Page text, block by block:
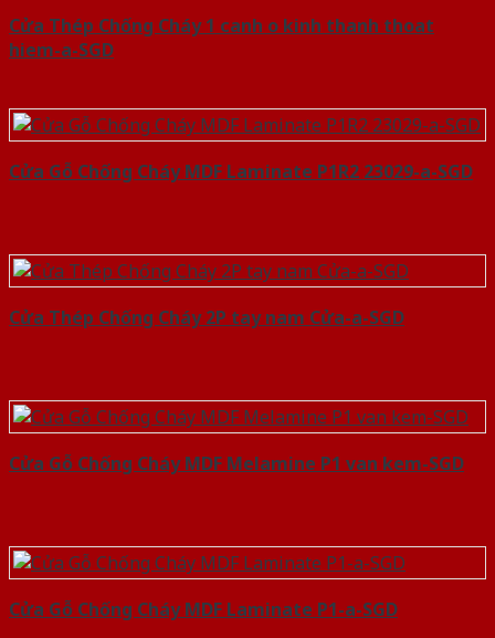
Cửa Thép Chống Cháy 1 canh o kinh thanh thoat
hiem-a-SGD
Cửa Gỗ Chống Cháy MDF Laminate P1R2 23029-a-SGD
Cửa Thép Chống Cháy 2P tay nam Cửa-a-SGD
Cửa Gỗ Chống Cháy MDF Melamine P1 van kem-SGD
Cửa Gỗ Chống Cháy MDF Laminate P1-a-SGD